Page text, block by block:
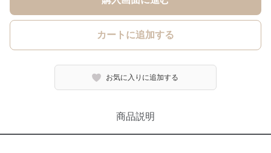
カートに追加する
お気に入りに追加する
商品説明